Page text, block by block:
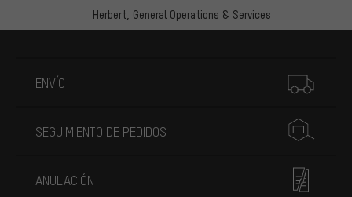
Herbert, General Operations & Services
ENVÍO
SEGUIMIENTO DE PEDIDOS
ANULACIÓN